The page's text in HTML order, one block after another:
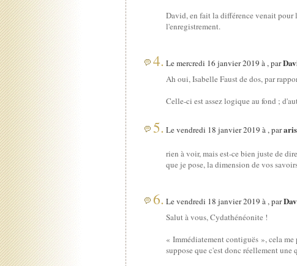
David, en fait la différence venait pour
l'enregistrement.
4. Le mercredi 16 janvier 2019 à , par
Ah oui, Isabelle Faust de dos, par
Celle-ci est assez logique au fond ;
5. Le vendredi 18 janvier 2019 à , par
rien à voir, mais est-ce bien juste de
que je pose, la dimension de vos
6. Le vendredi 18 janvier 2019 à , par
Salut à vous, Cydathénéonite !
« Immédiatement contiguës », cela me
suppose que c'est donc réellement une